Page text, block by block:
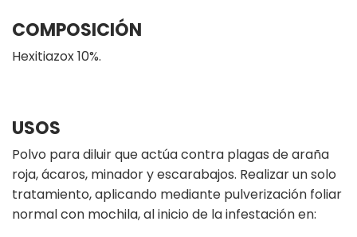
COMPOSICIÓN
Hexitiazox 10%.
USOS
Polvo para diluir que actúa contra plagas de araña
roja, ácaros, minador y escarabajos. Realizar un solo
tratamiento, aplicando mediante pulverización foliar
normal con mochila, al inicio de la infestación en: